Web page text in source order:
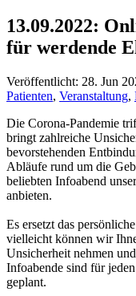
13.09.2022:
für werdende
Veröffentlicht: 28. Jun
Patienten, Veranstaltung,
Die Corona-Pandemie
bringt zahlreiche
bevorstehenden
Abläufe rund um die
beliebten Infoabend
anbieten.
Es ersetzt das
vielleicht können wir
Unsicherheit nehmen
Infoabende sind für
geplant.